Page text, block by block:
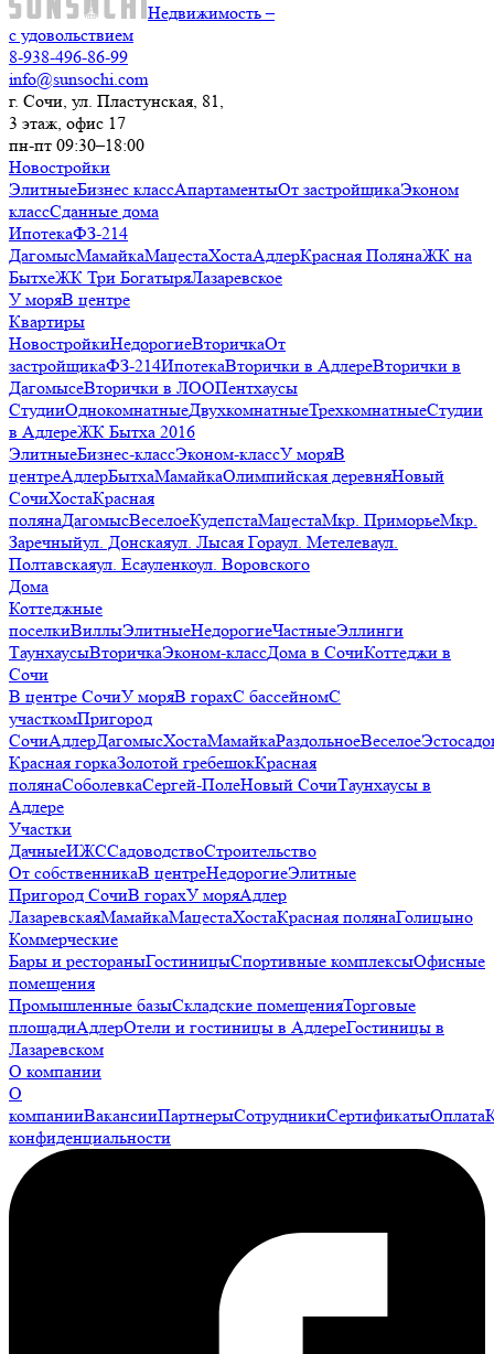
Недвижимость –
с удовольствием
8-938-496-86-99
info@sunsochi.com
г. Сочи, ул. Пластунская, 81,
3 этаж, офис 17
пн-пт 09:30–18:00
Новостройки
ЭлитныеБизнес классАпартаментыОт застройщикаЭконом
классСданные дома
ИпотекаФЗ-214
ДагомысМамайкаМацестаХостаАдлерКрасная ПолянаЖК на
БытхеЖК Три БогатыряЛазаревское
У моряВ центре
Квартиры
НовостройкиНедорогиеВторичкаОт
застройщикаФЗ-214ИпотекаВторички в АдлереВторички в
ДагомысеВторички в ЛООПентхаусы
СтудииОднокомнатныеДвухкомнатныеТрехкомнатныеСтудии
в АдлереЖК Бытха 2016
ЭлитныеБизнес-классЭконом-классУ моряВ
центреАдлерБытхаМамайкаОлимпийская деревняНовый
СочиХостаКрасная
полянаДагомысВеселоеКудепстаМацестаМкр. ПриморьеМкр.
Заречныйул. Донскаяул. Лысая Гораул. Метелеваул.
Полтавскаяул. Есауленкоул. Воровского
Дома
Коттеджные
поселкиВиллыЭлитныеНедорогиеЧастныеЭллинги
ТаунхаусыВторичкаЭконом-классДома в СочиКоттеджи в
Сочи
В центре СочиУ моряВ горахС бассейномС
участкомПригород
СочиАдлерДагомысХостаМамайкаРаздольноеВеселое
Красная горкаЗолотой гребешокКрасная
полянаСоболевкаСергей-ПолеНовый СочиТаунхаусы в
Адлере
Участки
ДачныеИЖССадоводствоСтроительство
От собственникаВ центреНедорогиеЭлитные
Пригород СочиВ горахУ моряАдлер
ЛазаревскаяМамайкаМацестаХостаКрасная полянаГолицыно
Коммерческие
Бары и рестораныГостиницыСпортивные комплексыОфисные
помещения
Промышленные базыСкладские помещенияТорговые
площадиАдлерОтели и гостиницы в АдлереГостиницы в
Лазаревском
О компании
О
компанииВакансииПартнерыСотрудникиСертификатыОплата
конфиденциальности